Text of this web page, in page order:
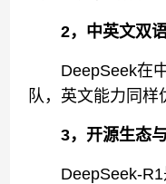
2，中英文双
DeepSeek在中
队，英文能力同样
3，开源生态
DeepSeek-R1